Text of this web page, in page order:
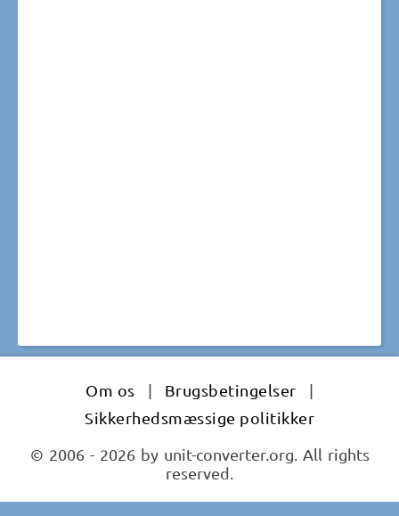
Om os | Brugsbetingelser
|
Sikkerhedsmæssige politikker
© 2006 - 2026 by unit-converter.org. All rights
reserved.